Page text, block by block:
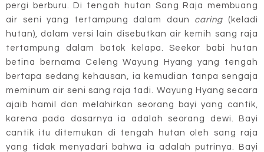
pergi berburu. Di tengah hutan Sang Raja membuang
air seni yang tertampung dalam daun caring (keladi
hutan), dalam versi lain disebutkan air kemih sang raja
tertampung dalam batok kelapa. Seekor babi hutan
betina bernama Celeng Wayung Hyang yang tengah
bertapa sedang kehausan, ia kemudian tanpa sengaja
meminum air seni sang raja tadi. Wayung Hyang secara
ajaib hamil dan melahirkan seorang bayi yang cantik,
karena pada dasarnya ia adalah seorang dewi. Bayi
cantik itu ditemukan di tengah hutan oleh sang raja
yang tidak menyadari bahwa ia adalah putrinya. Bayi